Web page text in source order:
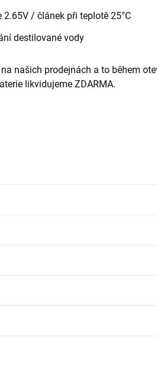
/ článek při teplotě 25°C
destilované vody
našich prodejnách a to během
likvidujeme ZDARMA.